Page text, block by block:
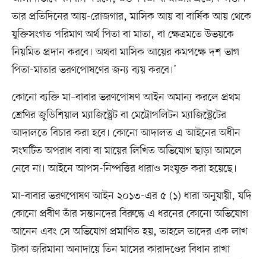
তার প্রতিদিনের আয়-রোজগার, মাসিক আয় বা বার্ষিক আয় থেকে
যুক্তিসংগত পরিমাণ অর্থ পিতা বা মাতা, বা ক্ষেত্রমতে উভয়কে
নিয়মিত প্রদান করবে। অথবা মাসিক আয়ের কমপক্ষে দশ ভাগ
পিতা-মাতার ভরণপোষণের জন্য ব্যয় করবে।’
কোনো ব্যক্তি মা–বাবার ভরণপোষণ আইন অমান্য করলে প্রথম
শ্রেণির জুডিশিয়াল ম্যাজিস্ট্রেট বা মেট্রোপলিটন ম্যাজিস্ট্রেটের
আদালতে বিচার করা হবে। কোনো আদালত এ আইনের অধীন
সংঘটিত অপরাধ বাবা বা মায়ের লিখিত অভিযোগ ছাড়া আমলে
নেবে না। আইনে আপস-নিষ্পত্তির ধারাও সংযুক্ত করা হয়েছে।
মা–বাবার ভরণপোষণ আইন ২০১৩-এর ৫ (১) ধারা অনুযায়ী, যদি
কোনো প্রবীণ তাঁর সন্তানদের বিরুদ্ধে এ ধরনের কোনো অভিযোগ
আনেন এবং সে অভিযোগ প্রমাণিত হয়, তাহলে তাদের এক লাখ
টাকা জরিমানা অনাদায়ে তিন মাসের কারাদণ্ডের বিধান রাখা